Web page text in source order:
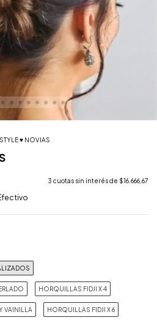
♥️ NOVIAS
3 cuotas sin interés de $16.666,67
HORQUILLAS FIDJI X 4
VAINILLA HORQUILLAS FIDJI X 6